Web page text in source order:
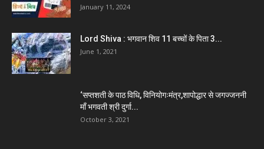
January 11, 2024
Lord Shiva : भगवान शिव 11 बच्चों के पिता 3...
June 1, 2021
‘सप्तशती के पाठ विधि, विनियोगःमंत्र,शापोद्धार से जगज्जननी
माँ भगवती श्री दुर्गा...
October 3, 2021